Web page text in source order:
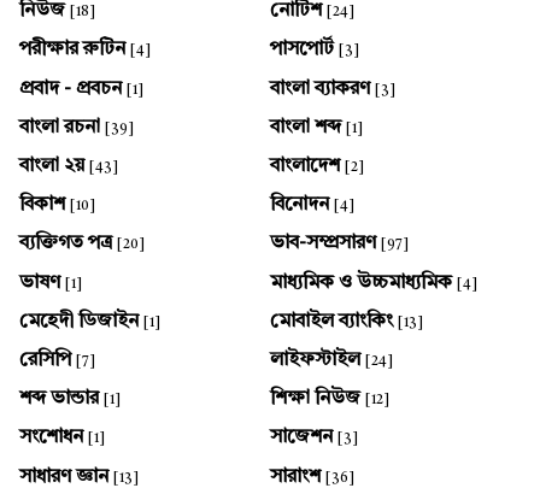
নিউজ [18] নোটিশ [24]
পরীক্ষার রুটিন [4] পাসপোর্ট [3]
প্রবাদ - প্রবচন [1] বাংলা ব্যাকরণ [3]
বাংলা রচনা [39] বাংলা শব্দ [1]
বাংলা ২য় [43] বাংলাদেশ [2]
বিকাশ [10] বিনোদন [4]
ব্যক্তিগত পত্র [20] ভাব-সম্প্রসারণ [97]
ভাষণ [1] মাধ্যমিক ও উচ্চমাধ্যমিক [4]
মেহেদী ডিজাইন [1] মোবাইল ব্যাংকিং [13]
রেসিপি [7] লাইফস্টাইল [24]
শব্দ ভান্ডার [1] শিক্ষা নিউজ [12]
সংশোধন [1] সাজেশন [3]
সাধারণ জ্ঞান [13] সারাংশ [36]